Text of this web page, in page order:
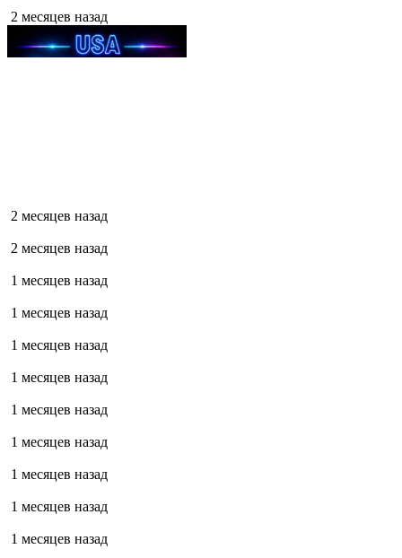
2 месяцев назад
2 месяцев назад
2 месяцев назад
1 месяцев назад
1 месяцев назад
1 месяцев назад
1 месяцев назад
1 месяцев назад
1 месяцев назад
1 месяцев назад
1 месяцев назад
1 месяцев назад